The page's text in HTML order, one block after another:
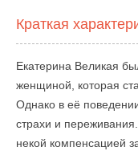
Краткая
Екатерина Великая
женщиной, которая
Однако в её
страхи и
некой компенсацией